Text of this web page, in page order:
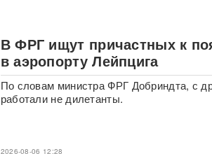
В ФРГ ищут причастных к
в аэропорту Лейпцига
По словам министра ФРГ Добриндта, с
работали не дилетанты.
2026-08-06 12:28